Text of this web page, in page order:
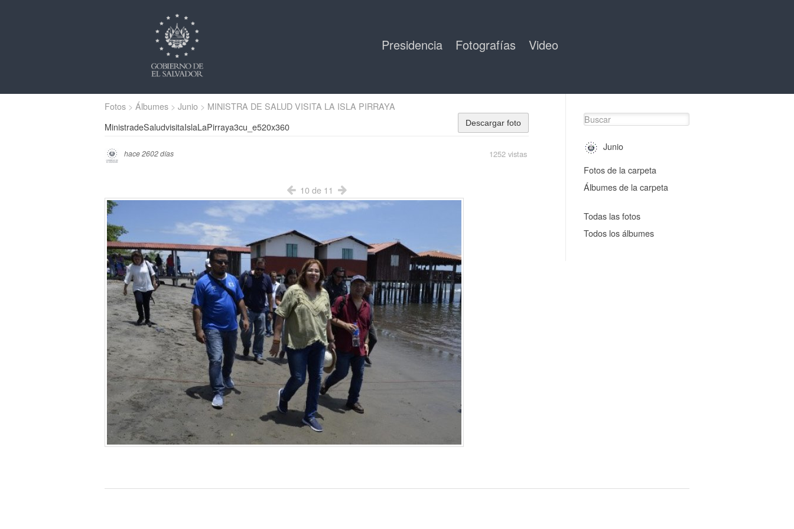
Presidencia Fotografías Video
Fotos Álbumes Junio MINISTRA DE SALUD VISITA LA ISLA PIRRAYA
Descargar foto
MinistradeSaludvisitaIslaLaPirraya3cu_e520x360
1252 vistas
hace 2602 días
10 de 11
Junio
Fotos de la carpeta
Álbumes de la carpeta
Todas las fotos
Todos los álbumes